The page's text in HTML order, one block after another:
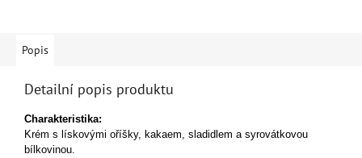
Popis
Detailní popis produktu
Charakteristika:
Krém s lískovými oříšky, kakaem, sladidlem a syrovátkovou
bílkovinou.